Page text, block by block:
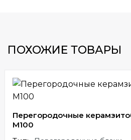
ПОХОЖИЕ ТОВАРЫ
Перегородочные
М100